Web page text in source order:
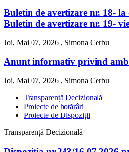
Buletin de avertizare nr. 18-
Buletin de avertizare nr. 19-
Joi, Mai 07, 2026 , Simona Cerbu
Anunt informativ privind
Joi, Mai 07, 2026 , Simona Cerbu
Transparență Decizională
Proiecte de hotărâri
Proiecte de Dispoziții
Transparență Decizională